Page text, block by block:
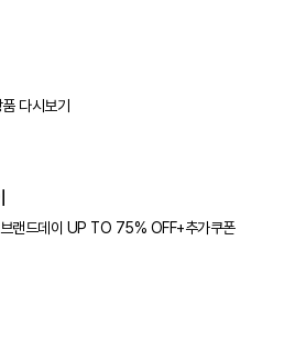
다시보기
랜드데이 UP TO 75% OFF+추가쿠폰